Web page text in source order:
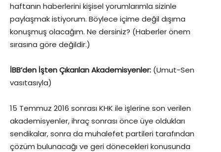
haftanın haberlerini kişisel yorumlarımla sizinle
paylaşmak istiyorum. Böylece içime değil dışıma
konuşmuş olacağım. Ne dersiniz? (Haberler önem
sırasına göre değildir.)
İBB’den İşten Çıkarılan Akademisyenler: (Umut-Sen
vasıtasıyla)
15 Temmuz 2016 sonrası KHK ile işlerine son verilen
akademisyenler, ihraç sonrası önce üye oldukları
sendikalar, sonra da muhalefet partileri tarafından
çözüm bulunacağı ve geri dönecekleri konusunda